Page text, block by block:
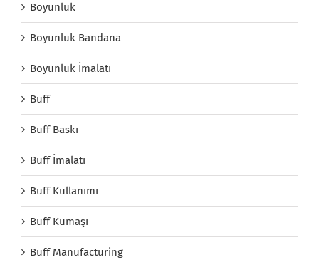
Boyunluk
Boyunluk Bandana
Boyunluk İmalatı
Buff
Buff Baskı
Buff İmalatı
Buff Kullanımı
Buff Kumaşı
Buff Manufacturing